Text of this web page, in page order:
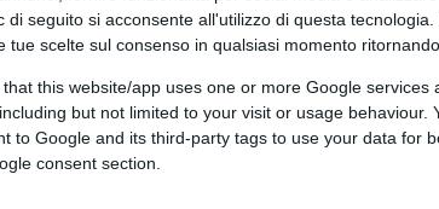
di seguito si acconsente all'utilizzo di questa
tue scelte sul consenso in qualsiasi momento
that this website/app uses one or more Google services
but not limited to your visit or usage behaviour.
to Google and its third-party tags to use your data for
consent section.
per affrontarlo. Che si tratti di un
base o di stati generali, le decisioni
il delicato passaggio, il Nazareno
di confronto: la discussione sulle
premier Giorgia Meloni in vista del